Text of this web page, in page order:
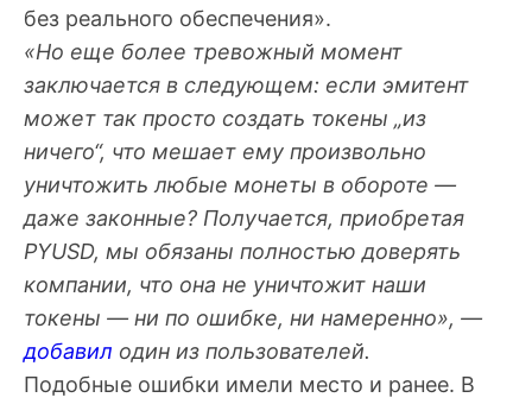
без реального обеспечения».
«Но еще более тревожный момент
заключается в следующем: если эмитент
может так просто создать токены „из
ничего“, что мешает ему произвольно
уничтожить любые монеты в обороте —
даже законные? Получается, приобретая
PYUSD, мы обязаны полностью доверять
компании, что она не уничтожит наши
токены — ни по ошибке, ни намеренно», —
добавил один из пользователей.
Подобные ошибки имели место и ранее. В